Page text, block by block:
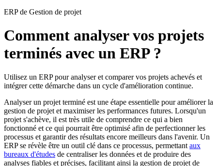
ERP de Gestion de projet
Comment analyser vos projets
terminés avec un ERP ?
Utilisez un ERP pour analyser et comparer vos projets achevés et
intégrer cette démarche dans un cycle d'amélioration continue.
Analyser un projet terminé est une étape essentielle pour améliorer la
gestion de projet et maximiser les performances futures. Lorsqu'un
projet s'achève, il est très utile de comprendre ce qui a bien
fonctionné et ce qui pourrait être optimisé afin de perfectionner les
processus et garantir des résultats encore meilleurs dans l'avenir. Un
ERP se révèle être un outil clé dans ce processus, permettant aux
bureaux d'études de centraliser les données et de produire des
analyses fiables et précises, facilitant ainsi la gestion de projet de